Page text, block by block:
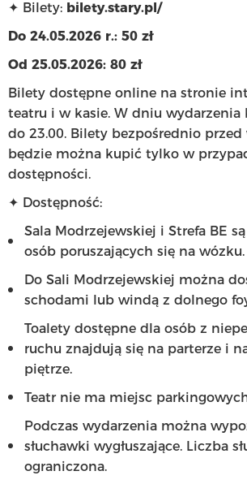
✦ Bilety: bilety.stary.pl/
Do 24.05.2026 r.: 50 zł
Od 25.05.2026: 80 zł
Bilety dostępne online na stronie
teatru i w kasie. W dniu wydarzenia
do 23.00. Bilety bezpośrednio
będzie można kupić tylko w
dostępności.
✦ Dostępność:
Sala Modrzejewskiej i Strefa BE
osób poruszających się na wózku.
Do Sali Modrzejewskiej można
schodami lub windą z dolnego
Toalety dostępne dla osób z
ruchu znajdują się na parterze i
piętrze.
Teatr nie ma miejsc
Podczas wydarzenia można
słuchawki wygłuszające. Liczba
ograniczona.